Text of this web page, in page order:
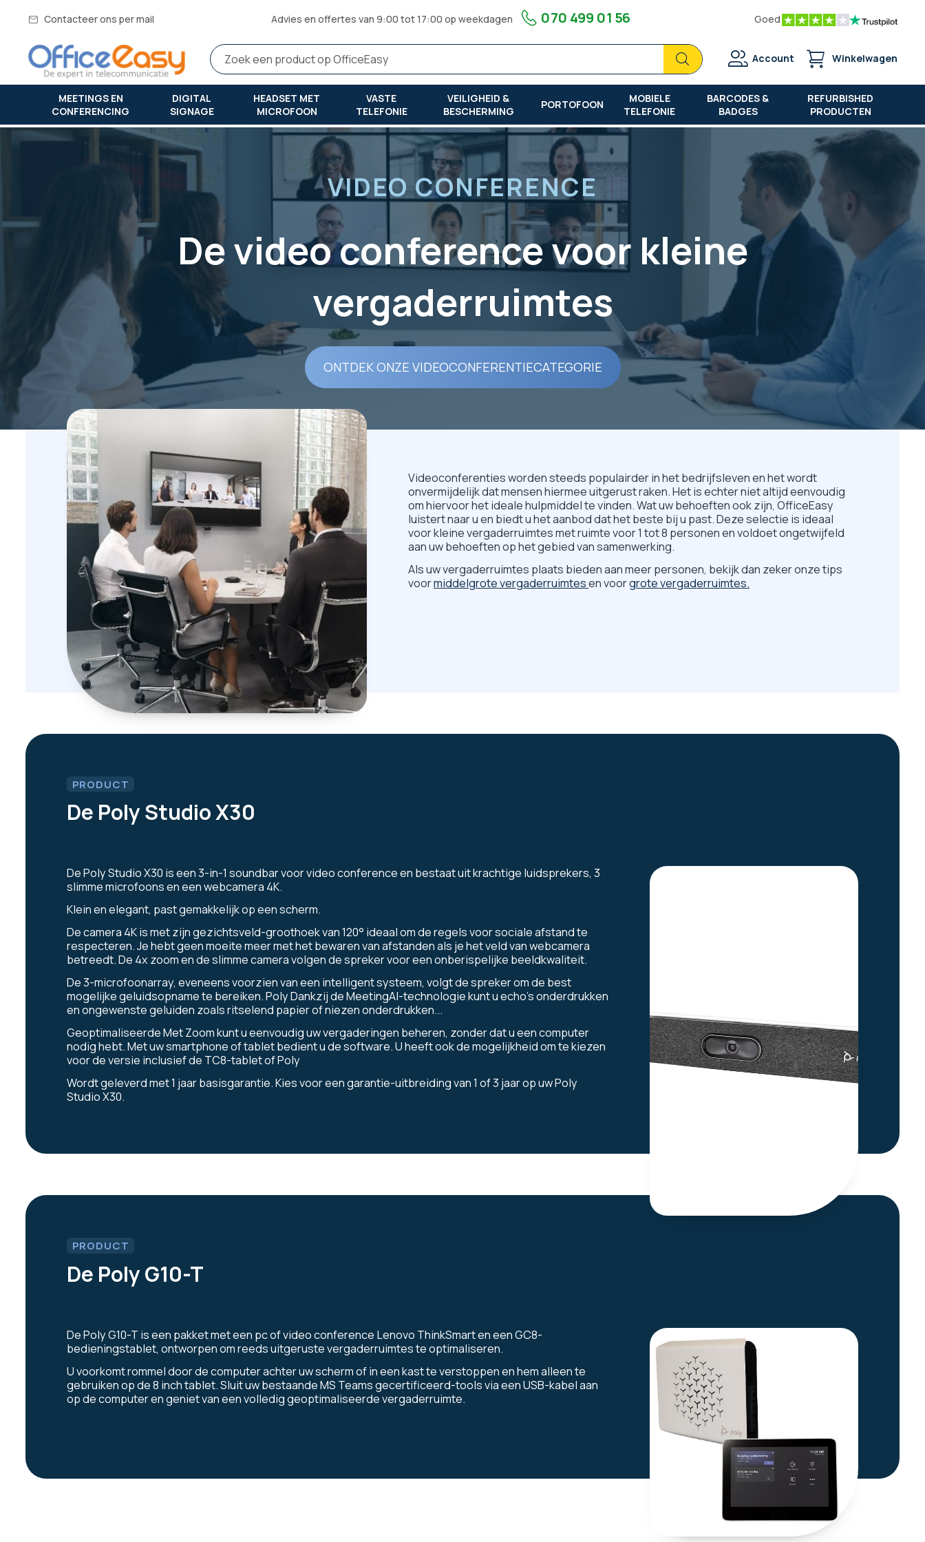
Contacteer ons per mail Advies en offertes van 9:00 tot 17:00 op weekdagen 070 499 01 56 Goed
Zoek
Zoek
Account Winkelwagen
MEETINGS EN
CONFERENCING
DIGITAL
SIGNAGE
HEADSET MET
MICROFOON
VASTE
TELEFONIE
VEILIGHEID &
BESCHERMING
PORTOFOON
MOBIELE
TELEFONIE
BARCODES &
BADGES
REFURBISHED
PRODUCTEN
Thuis videoconferenties voor kleine vergaderruimtes
VIDEO CONFERENCE
De video conference voor kleine
vergaderruimtes
ONTDEK ONZE VIDEOCONFERENTIECATEGORIE
Videoconferenties worden steeds populairder in het bedrijfsleven en het wordt
onvermijdelijk dat mensen hiermee uitgerust raken. Het is echter niet altijd eenvoudig
om hiervoor het ideale hulpmiddel te vinden. Wat uw behoeften ook zijn, OfficeEasy
luistert naar u en biedt u het aanbod dat het beste bij u past. Deze selectie is ideaal
voor kleine vergaderruimtes met ruimte voor 1 tot 8 personen en voldoet ongetwijfeld
aan uw behoeften op het gebied van samenwerking.
Als uw vergaderruimtes plaats bieden aan meer personen, bekijk dan zeker onze tips
voormiddelgrote vergaderruimtesen voorgrote vergaderruimtes.
PRODUCT
De Poly Studio X30
De Poly Studio X30 is een 3-in-1 soundbar voor video conference en bestaat uit krachtige luidsprekers, 3
slimme microfoons en eenwebcamera 4K.
Klein en elegant, past gemakkelijk op een scherm.
De camera 4K is met zijn gezichtsveld-groothoek van 120° ideaal om de regels voor sociale afstand te
respecteren. Je hebt geen moeite meer met het bewaren van afstanden als je het veld vanwebcamera
betreedt. De 4x zoom en de slimme camera volgen de spreker voor een onberispelijke beeldkwaliteit.
De 3-microfoonarray, eveneens voorzien van een intelligent systeem, volgt de spreker om de best
mogelijke geluidsopname te bereiken. Poly Dankzij de MeetingAI-technologie kunt u echo's onderdrukken
en ongewenste geluiden zoals ritselend papier of niezen onderdrukken...
Geoptimaliseerde Met Zoom kunt u eenvoudig uw vergaderingen beheren, zonder dat u een computer
nodig hebt. Met uw smartphone of tablet bedient u de software. U heeft ook de mogelijkheid om te kiezen
voor de versie inclusiefde TC8-tabletof Poly
Wordt geleverd met 1 jaar basisgarantie. Kies voor een garantie-uitbreiding van 1 of 3 jaar op uw Poly
Studio X30.
PRODUCT
De Poly G10-T
De Poly G10-T is een pakket met een pc of video conference Lenovo ThinkSmart en een GC8-
bedieningstablet, ontworpen om reeds uitgeruste vergaderruimtes te optimaliseren.
U voorkomt rommel door de computer achter uw scherm of in een kast te verstoppen en hem alleen te
gebruiken op de 8 inch tablet. Sluit uw bestaande MS Teams gecertificeerd-tools via een USB-kabel aan
op de computer en geniet van een volledig geoptimaliseerde vergaderruimte.